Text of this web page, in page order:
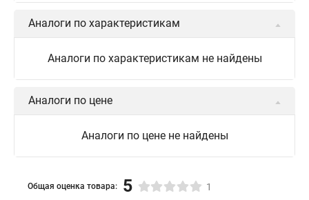
Аналоги по характеристикам
Аналоги по характеристикам не найдены
Аналоги по цене
Аналоги по цене не найдены
Общая оценка товара: 5 1